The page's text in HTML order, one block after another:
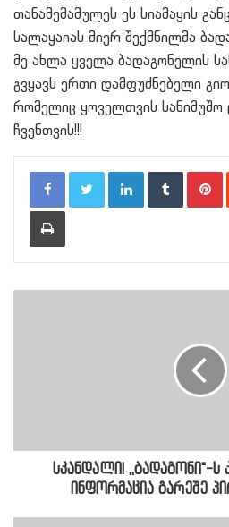
თანამემამულეს ეს სიამაყის
სალაყაიას მიერ შექმნილმა
მე ახლა ყველა ბადაგონელის
გვყავს ერთი დამფუძნებელი
რომელიც ყოველთვის სანიმუშო
ჩვენთვის!!!
LinkedInTumblr
Print
სკანდალი! ,,ბადაგონი"-ს
ინფორმაცია გარეშე